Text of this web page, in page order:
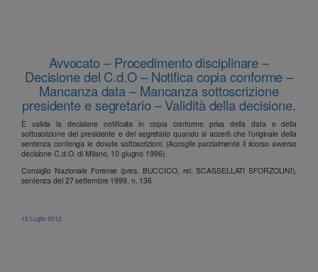
Avvocato – Procedimento disciplinare –
Decisione del C.d.O – Notifica copia conforme –
Mancanza data – Mancanza sottoscrizione
presidente e segretario – Validità della decisione.
È valida la decisione notificata in copia conforme priva della data e della
sottoscrizione del presidente e del segretario quando si accerti che l’originale della
sentenza contenga le dovute sottoscrizioni. (Accoglie parzialmente il ricorso avverso
decisione C.d.O. di Milano, 10 giugno 1996).
Consiglio Nazionale Forense (pres. BUCCICO, rel. SCASSELLATI SFORZOLINI),
sentenza del 27 settembre 1999, n. 136
15 Luglio 2012